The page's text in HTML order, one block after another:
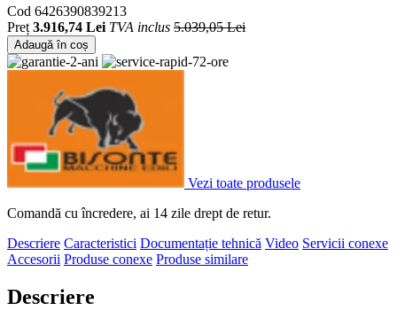
Cod 6426390839213
Preț 3.916,74 Lei TVA inclus 5.039,05 Lei
Adaugă în coș
Vezi toate produsele
Comandă cu încredere, ai 14 zile drept de retur.
Descriere Caracteristici Documentație tehnică Video Servicii conexe
Accesorii Produse conexe Produse similare
Descriere